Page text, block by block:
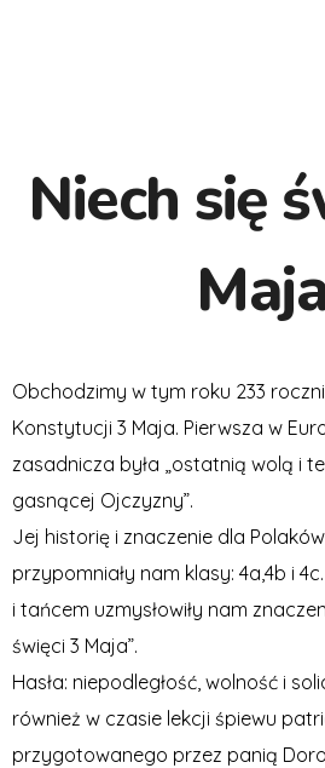
Niech się
Obchodzimy w tym roku 233
Konstytucji 3 Maja. Pierwsza w
zasadnicza była „ostatnią wolą i
gasnącej Ojczyzny”.
Jej historię i znaczenie dla
przypomniały nam klasy: 4a, 4b i 4c
i tańcem uzmysłowiły nam
święci 3 Maja”.
Hasła: niepodległość, wolność i
również w czasie lekcji śpiewu
przygotowanego przez panią